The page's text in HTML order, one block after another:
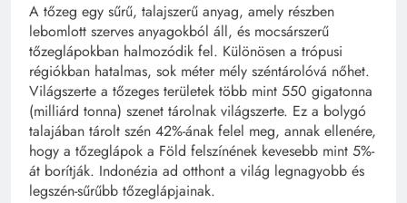
A tőzeg egy sűrű, talajszerű anyag, amely részben
lebomlott szerves anyagokból áll, és mocsárszerű
tőzeglápokban halmozódik fel. Különösen a trópusi
régiókban hatalmas, sok méter mély széntárolóvá nőhet.
Világszerte a tőzeges területek több mint 550 gigatonna
(milliárd tonna) szenet tárolnak világszerte. Ez a bolygó
talajában tárolt szén 42%-ának felel meg, annak ellenére,
hogy a tőzeglápok a Föld felszínének kevesebb mint 5%-
át borítják. Indonézia ad otthont a világ legnagyobb és
legszén-sűrűbb tőzeglápjainak.